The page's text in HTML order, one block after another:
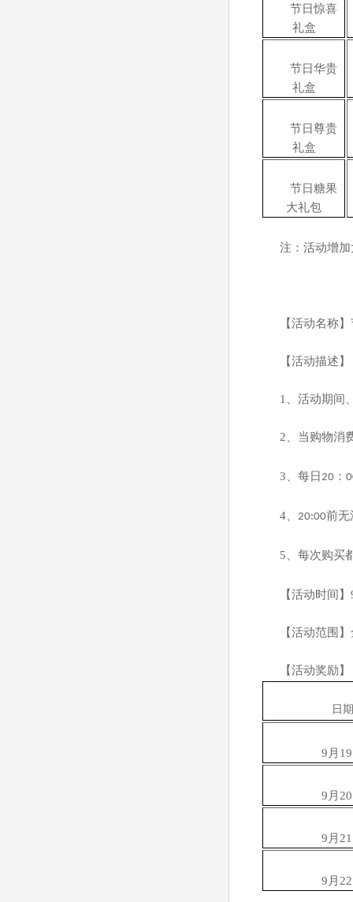
节日惊喜
礼盒
节日华贵
礼盒
节日尊贵
礼盒
节日糖果
大礼包
注： 活动增
【活动名称
【活动描述】
1 、活动期
2 、当购物
3 、每日 20 ：
4 20:00前无
5 、每次购买
【活动时间】
【活动范围
【活动奖励】
日期
9月
9月
9月
9月